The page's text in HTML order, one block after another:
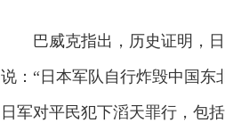
巴威克指出，历史证明，
说：“日本军队自行炸毁中国
日军对平民犯下滔天罪行，包